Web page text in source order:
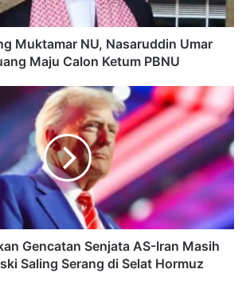
Muktamar NU, Nasaruddin Umar
Maju Calon Ketum PBNU
Gencatan Senjata AS-Iran Masih
Saling Serang di Selat Hormuz